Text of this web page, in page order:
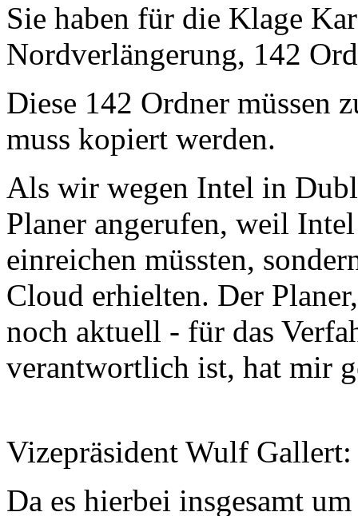
Sie haben für die Klage
Nordverlängerung, 142
Diese 142 Ordner müssen
muss kopiert werden.
Als wir wegen Intel in
Planer angerufen, weil
einreichen müssten,
Cloud erhielten. Der
noch aktuell - für das
verantwortlich ist, hat mir
Vizepräsident Wulf
Da es hierbei insgesamt